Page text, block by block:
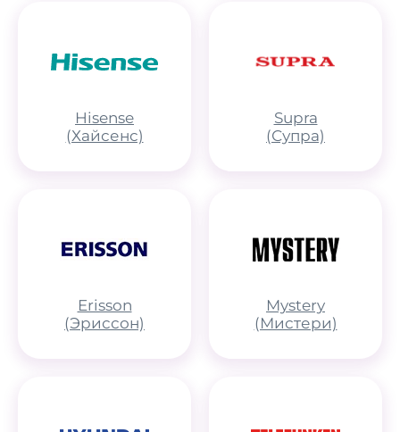
Hisense
(Хайсенс)
Supra
(Супра)
Erisson
(Эриссон)
Mystery
(Мистери)